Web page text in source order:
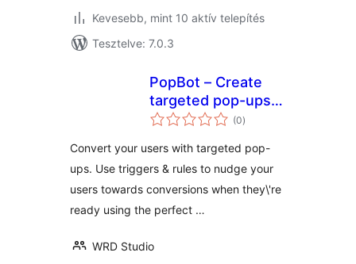
Kevesebb, mint 10 aktív telepítés
Tesztelve: 7.0.3
PopBot – Create
targeted pop-ups
to convert your
(0értékelés
összesen
)
Convert your users with targeted pop-
ups. Use triggers & rules to nudge your
users towards conversions when they\'re
ready using the perfect …
WRD Studio